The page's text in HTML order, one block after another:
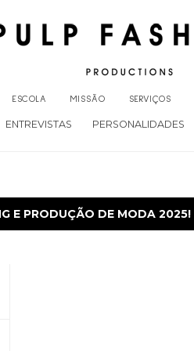
ESCOLA MISSÃO SERVIÇOS
ENTREVISTAS PERSONALIDADES
E PRODUÇÃO DE MODA 2025!